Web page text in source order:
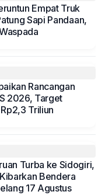
Empat Truk
Sapi Pandaan,
Rancangan
2026, Target
Triliun
Turba ke Sidogiri,
Bendera
17 Agustus